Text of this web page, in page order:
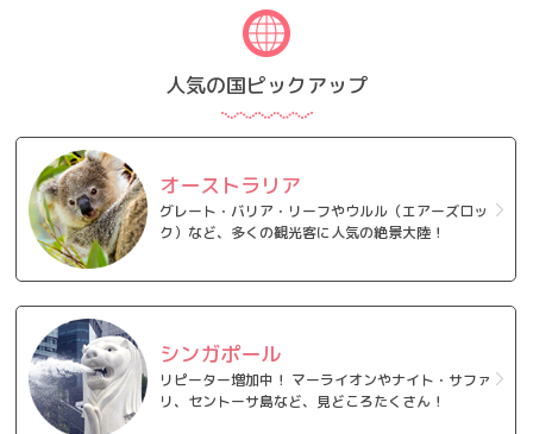
人気の国ピックアップ
オーストラリア
グレート・バリア・リーフやウルル（エアーズロッ
ク）など、多くの観光客に人気の絶景大陸！
シンガポール
リピーター増加中！ マーライオンやナイト・サファ
リ、セントーサ島など、見どころたくさん！